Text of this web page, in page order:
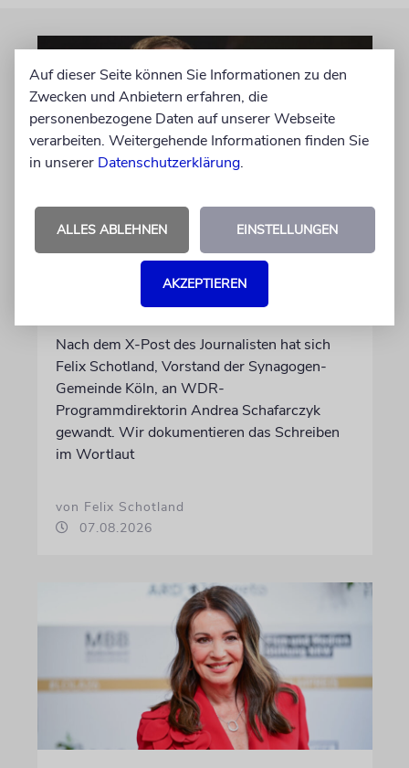
MEINUNG
Wie Georg Restle die
Glaubwürdigkeit des ÖRR
untergräbt
Nach dem X-Post des Journalisten hat sich
Felix Schotland, Vorstand der Synagogen-
Gemeinde Köln, an WDR-
Programmdirektorin Andrea Schafarczyk
gewandt. Wir dokumentieren das Schreiben
im Wortlaut
von Felix Schotland
07.08.2026
Auf dieser Seite können Sie Informationen zu den
Zwecken und Anbietern erfahren, die
personenbezogene Daten auf unserer Webseite
verarbeiten. Weitergehende Informationen finden Sie
in unserer Datenschutzerklärung.
ALLES ABLEHNEN EINSTELLUNGEN
AKZEPTIEREN